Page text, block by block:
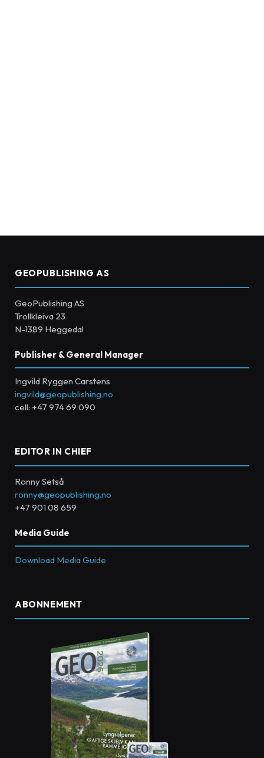
GEOPUBLISHING AS
GeoPublishing AS
Trollkleiva 23
N-1389 Heggedal
Publisher & General Manager
Ingvild Ryggen Carstens
ingvild@geopublishing.no
cell: +47 974 69 090
EDITOR IN CHIEF
Ronny Setså
ronny@geopublishing.no
+47 901 08 659
Media Guide
Download Media Guide
ABONNEMENT